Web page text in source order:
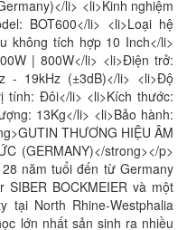
li> <li>Kinh nghiệm
BOT600</li> <li>Loại hệ
không tích hợp 10 Inch</li>
| 800W</li> <li>Điện trở:
- 19kHz (±3dB)</li> <li>Độ
tính: Đôi</li> <li>Kích thước:
13Kg</li> <li>Bảo hành:
THƯƠNG HIỆU ÂM
(GERMANY)</strong></p>
năm tuổi đến từ Germany
BOCKMEIER và một
tại North Rhine-Westphalia
lớn nhất sản sinh ra nhiều